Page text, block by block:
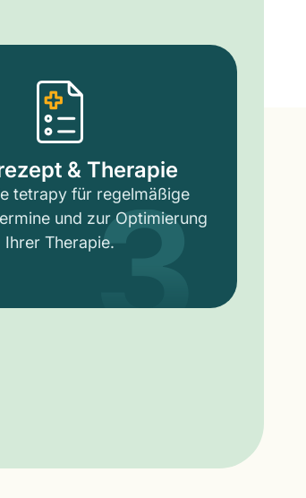
& Therapie
tetrapy für regelmäßige
und zur Optimierung
Ihrer Therapie.3